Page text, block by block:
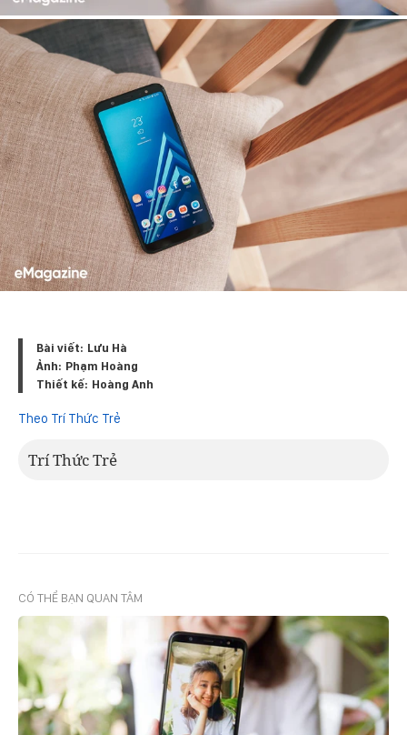
Bài viết: Lưu Hà
Ảnh: Phạm Hoàng
Thiết kế: Hoàng Anh
Theo Trí Thức Trẻ
Trí Thức Trẻ
CÓ THỂ BẠN QUAN TÂM